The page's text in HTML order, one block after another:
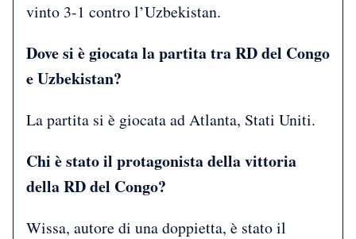
vinto 3-1 contro l’Uzbekistan.
Dove si è giocata la partita tra RD del Congo
e Uzbekistan?
La partita si è giocata ad Atlanta, Stati Uniti.
Chi è stato il protagonista della vittoria
della RD del Congo?
Wissa, autore di una doppietta, è stato il